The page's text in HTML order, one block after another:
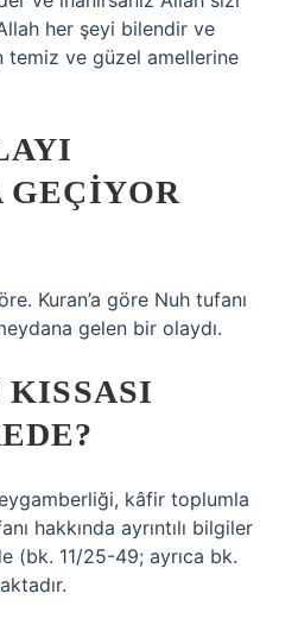
her şeyi bilendir ve
temiz ve güzel amellerine
GEÇIYOR
Kuran’a göre Nuh tufanı
gelen bir olaydı.
KISSASI
kâfir toplumla
hakkında ayrıntılı bilgiler
(bk. 11/25-49; ayrıca bk.